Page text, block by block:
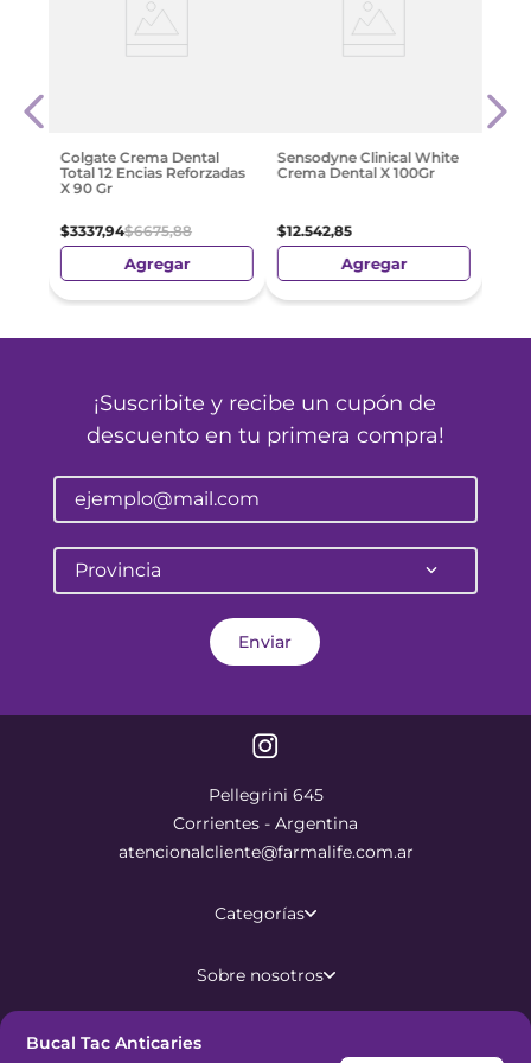
Bucal Tac Anticaries
Colgate Crema Dental
Total 12 Encias Reforzadas
X 90 Gr
$3337,94$6675,88
Agregar
Sensodyne Clinical White
Crema Dental X 100Gr
$12.542,85
Agregar
75 Ml
¡Suscribite y recibe un cupón de
descuento en tu primera compra!
Provincia
Enviar
Pellegrini 645
Corrientes - Argentina
atencionalcliente@farmalife.com.ar
Categorías
Sobre nosotros